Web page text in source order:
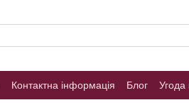
Контактна інформація Блог Угода